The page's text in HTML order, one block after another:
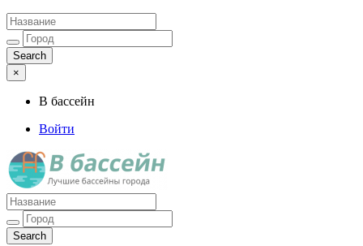
×
В бассейн
Войти
Лучшие бассейны города